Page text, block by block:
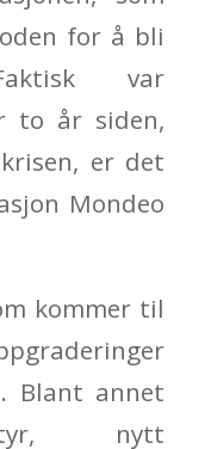
for å bli
var
to år siden,
er det
Mondeo
kommer til
Blant annet
nytt